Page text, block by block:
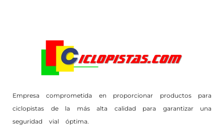
Empresa comprometida en proporcionar productos para
ciclopistas de la más alta calidad para garantizar una
seguridad vial óptima.